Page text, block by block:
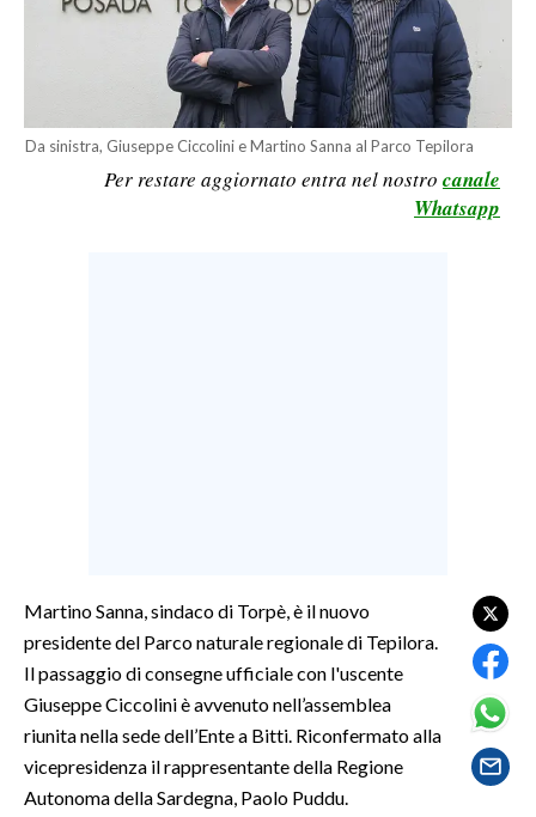
SERVIZI ALLE IMPRESE
SPORT IN SARDEGNA
SPETTACOLI
SALUTE
SARDEGNA TURISMO
Da sinistra, Giuseppe Ciccolini e Martino Sanna al Parco Tepilora
Per restare aggiornato entra nel nostro canale
Whatsapp
Martino Sanna, sindaco di Torpè, è il nuovo
presidente del Parco naturale regionale di Tepilora.
Il passaggio di consegne ufficiale con l'uscente
Giuseppe Ciccolini è avvenuto nell’assemblea
riunita nella sede dell’Ente a Bitti. Riconfermato alla
vicepresidenza il rappresentante della Regione
Autonoma della Sardegna, Paolo Puddu.